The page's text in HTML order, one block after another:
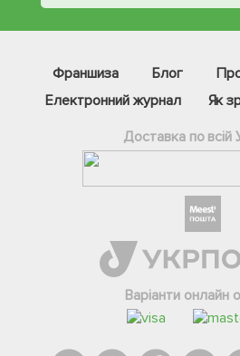
Франшиза Блог
Електронний журнал
Як
Доставка по всій
Варіанти онлайн